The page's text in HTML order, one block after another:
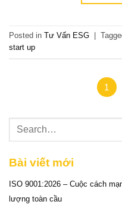
Posted in Tư Vấn ESG
start up
1
Bài viết mới
ISO 9001:2026 – Cuộc cách
lượng toàn cầu